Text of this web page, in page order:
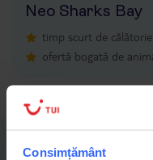
Consimțământ
Neo Sharks Bay
timp scurt de
ofertă bogată de
Descarcă acum